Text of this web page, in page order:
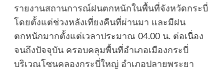
รายงานสถานการณ์ฝนตกหนักในพื้นที่จังหวัดกระบี่
โดยตั้งแต่ช่วงหลังเที่ยงคืนที่ผ่านมา และมีฝน
ตกหนักมากตั้งแต่เวลาประมาณ 04.00 น. ต่อเนื่อง
จนถึงปัจจุบัน ครอบคลุมพื้นที่อำเภอเมืองกระบี่
บริเวณโซนคลองกระบี่ใหญ่ อำเภอปลายพระยา